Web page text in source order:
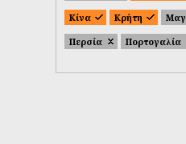
Κίνα
Κρήτη
Περσία
Πορτογαλία